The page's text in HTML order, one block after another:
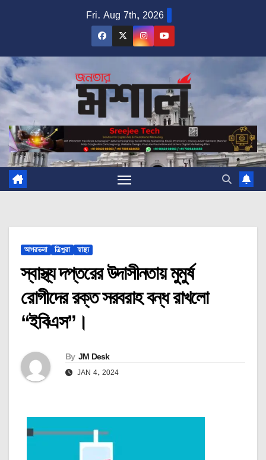
Fri. Aug 7th, 2026
আগরতলা ত্রিপুরা স্বাস্থ্য
স্বাস্থ্য দপ্তরের উদাসীনতায় মুমুর্ষ
রোগীদের রক্ত সরবরাহ বন্ধ রাখলো
“ইবিএস”।
By JM Desk
JAN 4, 2024